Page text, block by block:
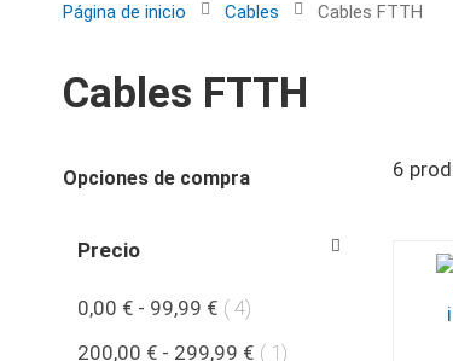
Página de inicio Cables Cables FTTH
Cables FTTH
Opciones de compra
Precio
0,00 € - 99,99 € 4producto
200,00 € - 299,99 € 1producto
6